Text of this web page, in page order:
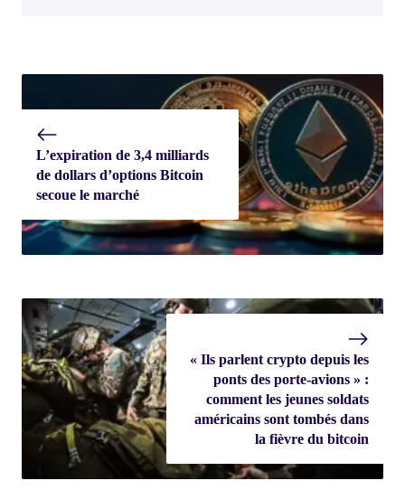
L’expiration de 3,4 milliards
de dollars d’options Bitcoin
secoue le marché
« Ils parlent crypto depuis les
ponts des porte-avions » :
comment les jeunes soldats
américains sont tombés dans
la fièvre du bitcoin